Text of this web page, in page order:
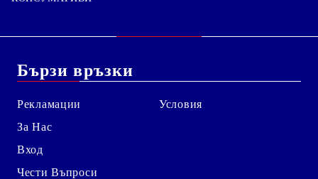
Бързи връзки
Рекламации
За Нас
Вход
Чести Въпроси
Условия